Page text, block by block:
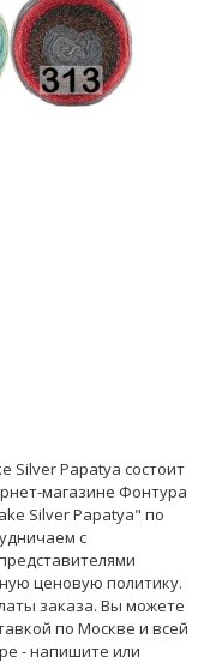
Silver Papatya состоит
магазине Фонтура
Silver Papatya" по
с
ценовую политику.
заказа. Вы можете
по Москве и всей
- напишите или